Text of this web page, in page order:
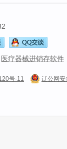
医疗器械进销存软件
号-11
辽公网